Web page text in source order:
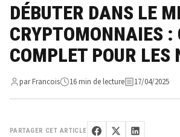
DÉBUTER DANS LE
CRYPTOMONNAIES :
COMPLET POUR LES
par Francois 16 min de lecture 17/04/2025
PARTAGER CET ARTICLE